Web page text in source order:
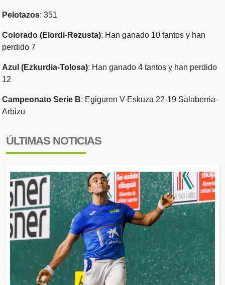
Pelotazos: 351
Colorado (Elordi-Rezusta): Han ganado 10 tantos y han
perdido 7
Azul (Ezkurdia-Tolosa): Han ganado 4 tantos y han perdido
12
Campeonato Serie B: Egiguren V-Eskuza 22-19 Salaberria-
Arbizu
ÚLTIMAS NOTICIAS